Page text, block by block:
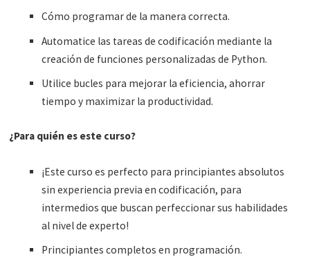
Cómo programar de la manera correcta.
Automatice las tareas de codificación mediante la
creación de funciones personalizadas de Python.
Utilice bucles para mejorar la eficiencia, ahorrar
tiempo y maximizar la productividad.
¿Para quién es este curso?
¡Este curso es perfecto para principiantes absolutos
sin experiencia previa en codificación, para
intermedios que buscan perfeccionar sus habilidades
al nivel de experto!
Principiantes completos en programación.